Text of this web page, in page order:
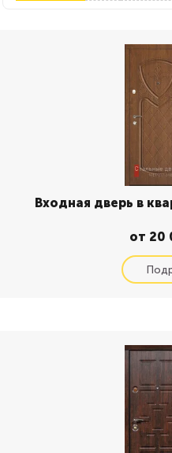
Входная дверь в
от 20